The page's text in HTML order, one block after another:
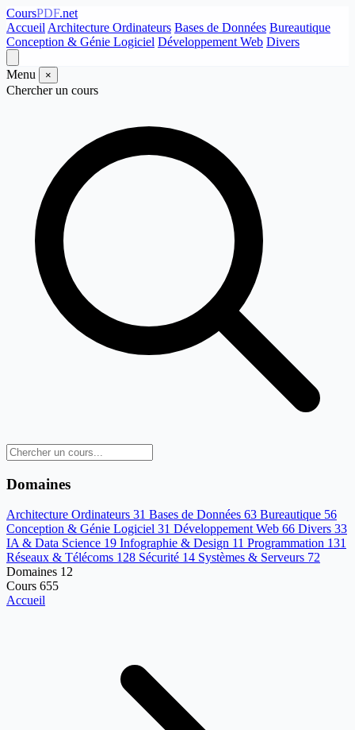
CoursPDF.net
Accueil Architecture Ordinateurs Bases de Données Bureautique
Conception & Génie Logiciel Développement Web Divers
Menu ×
Chercher un cours
Domaines
Architecture Ordinateurs 31 Bases de Données 63 Bureautique 56
Conception & Génie Logiciel 31 Développement Web 66 Divers 33
IA & Data Science 19 Infographie & Design 11 Programmation 131
Réseaux & Télécoms 128 Sécurité 14 Systèmes & Serveurs 72
Domaines 12
Cours 655
Accueil